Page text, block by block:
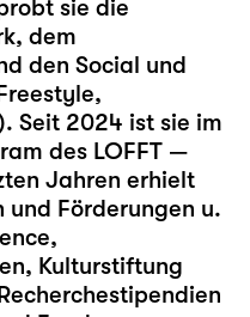
sie die
dem
den Social und
Seit 2024 ist sie im
des LOFFT —
Jahren erhielt
und Förderungen u.
Kulturstiftung